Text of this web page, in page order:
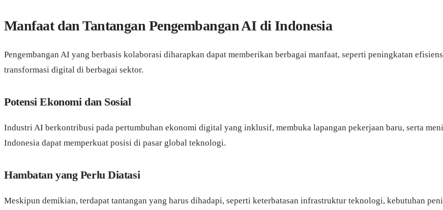
Manfaat dan Tantangan Pengembangan AI di Indonesia
Pengembangan AI yang berbasis kolaborasi diharapkan dapat memberikan berbagai manfaat, seperti peningkatan
transformasi digital di berbagai sektor.
Potensi Ekonomi dan Sosial
Industri AI berkontribusi pada pertumbuhan ekonomi digital yang inklusif, membuka lapangan pekerjaan baru, serta
Indonesia dapat memperkuat posisi di pasar global teknologi.
Hambatan yang Perlu Diatasi
Meskipun demikian, terdapat tantangan yang harus dihadapi, seperti keterbatasan infrastruktur teknologi, kebutuhan